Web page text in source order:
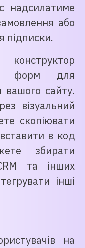
надсилатиме
або
підписки.
форм для
сайту.
візуальний
скопіювати
в код
збирати
та інших
інші
на